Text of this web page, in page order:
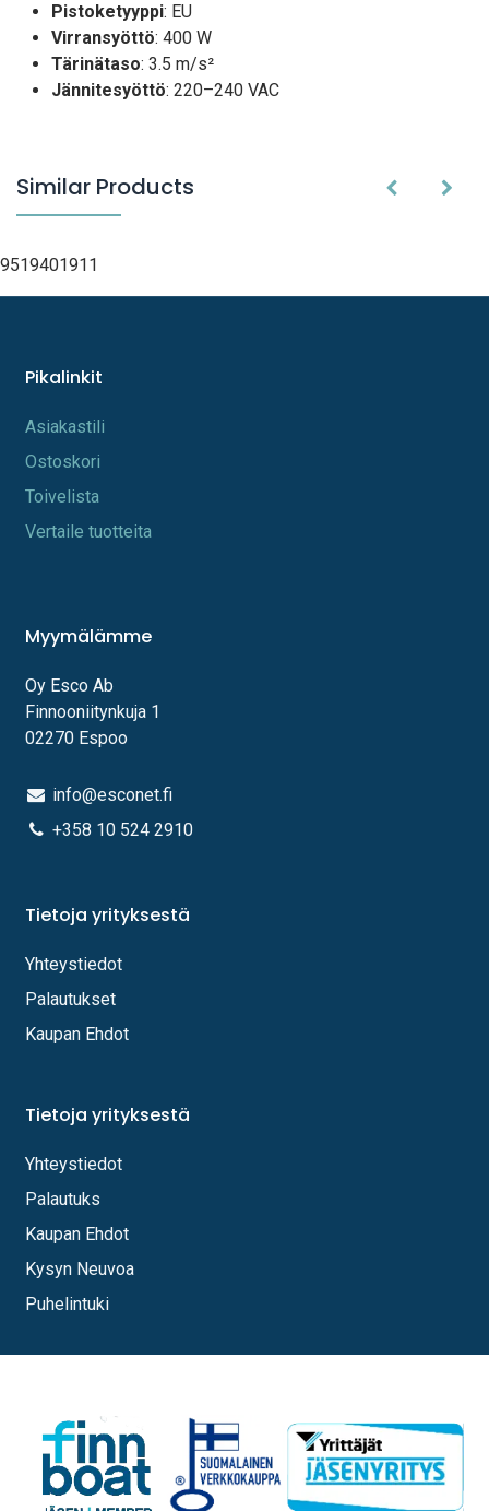
Pistoketyyppi: EU
Virransyöttö: 400 W
Tärinätaso: 3.5 m/s²
Jännitesyöttö: 220–240 VAC
Similar Products
9519401911
Pikalinkit
A​s​iakastili
Os​toskori
Toi​velista
Vertaile tuotteita
Myymälämme
Oy Esco Ab
Finnooniitynkuja 1
02270 Espoo
info@esconet.fi
+358 10 524 2910
Tietoja yrityksestä
Yhteystiedot
Palautukset
Kaupan Ehdot
Tietoja yrityksestä
Yhteystiedot
Palautuks
Kaupan Ehdot
Kysyn Neuvoa
Puhelintuki